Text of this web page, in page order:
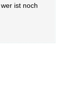
ist noch